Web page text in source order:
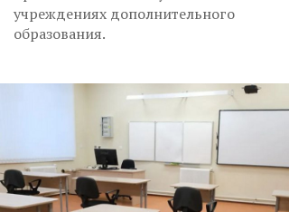
учреждениях дополнительного
образования.